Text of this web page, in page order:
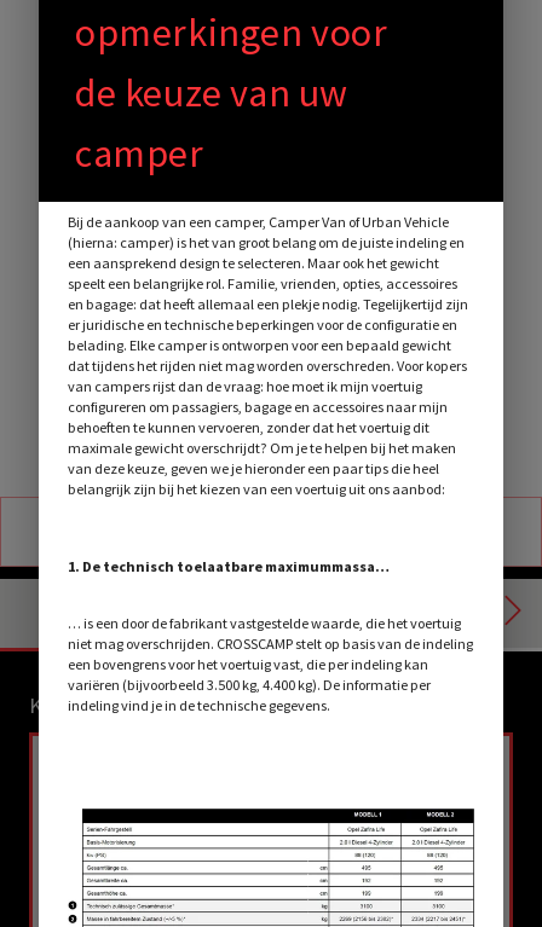
Afbeeldingen kunnen deels speciale uitvoeringen omvatten
KIES EEN MODEL
opmerkingen voor
de keuze van uw
camper
Bij de aankoop van een camper, Camper Van of Urban Vehicle
(hierna: camper) is het van groot belang om de juiste indeling en
een aansprekend design te selecteren. Maar ook het gewicht
speelt een belangrijke rol. Familie, vrienden, opties, accessoires
en bagage: dat heeft allemaal een plekje nodig. Tegelijkertijd zijn
er juridische en technische beperkingen voor de configuratie en
belading. Elke camper is ontworpen voor een bepaald gewicht
dat tijdens het rijden niet mag worden overschreden. Voor kopers
van campers rijst dan de vraag: hoe moet ik mijn voertuig
configureren om passagiers, bagage en accessoires naar mijn
behoeften te kunnen vervoeren, zonder dat het voertuig dit
maximale gewicht overschrijdt? Om je te helpen bij het maken
van deze keuze, geven we je hieronder een paar tips die heel
belangrijk zijn bij het kiezen van een voertuig uit ons aanbod:
1. De technisch toelaatbare maximummassa…
… is een door de fabrikant vastgestelde waarde, die het voertuig
niet mag overschrijden. CROSSCAMP stelt op basis van de indeling
een bovengrens voor het voertuig vast, die per indeling kan
variëren (bijvoorbeeld 3.500 kg, 4.400 kg). De informatie per
indeling vind je in de technische gegevens.